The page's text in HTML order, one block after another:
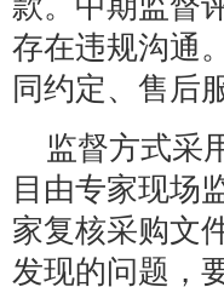
存在违规沟通
同约定、售后
监督方式采
目由专家现场
家复核采购文
发现的问题，